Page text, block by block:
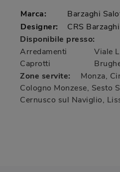
Marca:
Barzaghi
Designer:
CRS
Disponibile presso:
Arredamenti
Caprotti
Viale
Zone servite:
Monza,
Cologno Monzese, Sesto
Cernusco sul Naviglio,